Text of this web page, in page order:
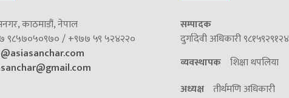
काठमाडौं, नेपाल
९८५७०५०९७० / +९७७ ५९ ५२४२२०
सम्पादक
दुर्गादेवी अधिकारी ९८१५९२९१२४
व्यवस्थापक शिक्षा थपलिया
अध्यक्ष तीर्थमणि अधिकारी